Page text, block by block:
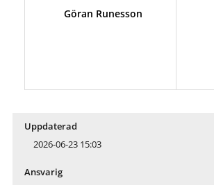
Göran Runesson
Uppdaterad
2026-06-23 15:03
Ansvarig